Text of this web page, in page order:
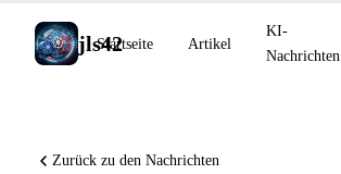
jls42
Startseite Artikel
KI-
Nachrichten
Zurück zu den Nachrichten